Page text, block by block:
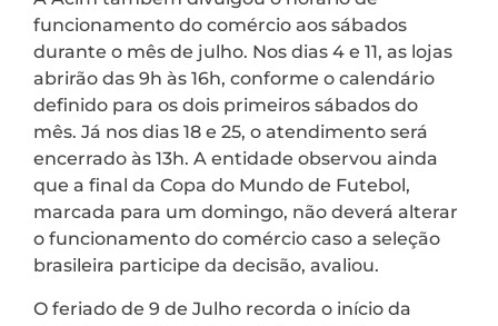
funcionamento do comércio aos sábados
durante o mês de julho. Nos dias 4 e 11, as lojas
abrirão das 9h às 16h, conforme o calendário
definido para os dois primeiros sábados do
mês. Já nos dias 18 e 25, o atendimento será
encerrado às 13h. A entidade observou ainda
que a final da Copa do Mundo de Futebol,
marcada para um domingo, não deverá alterar
o funcionamento do comércio caso a seleção
brasileira participe da decisão, avaliou.
O feriado de 9 de Julho recorda o início da